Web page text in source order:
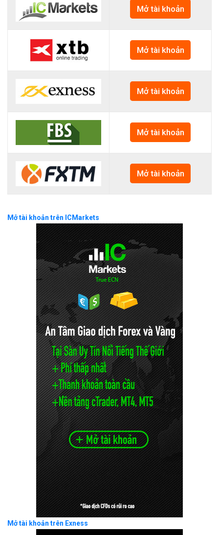
Mở tài khoản
Mở tài khoản
Mở tài khoản
Mở tài khoản
Mở tài khoản
Mở tài khoản trên ICMarkets
Mở tài khoản trên Exness